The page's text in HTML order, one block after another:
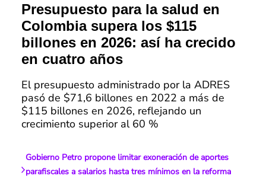
Presupuesto para la salud en
Colombia supera los $115
billones en 2026: así ha crecido
en cuatro años
El presupuesto administrado por la ADRES
pasó de $71,6 billones en 2022 a más de
$115 billones en 2026, reflejando un
crecimiento superior al 60 %
Gobierno Petro propone limitar exoneración de aportes
parafiscales a salarios hasta tres mínimos en la reforma